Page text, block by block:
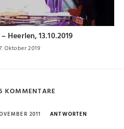
Heerlen, 13.10.2019
Oktober 2019
KOMMENTARE
2011 ANTWORTEN